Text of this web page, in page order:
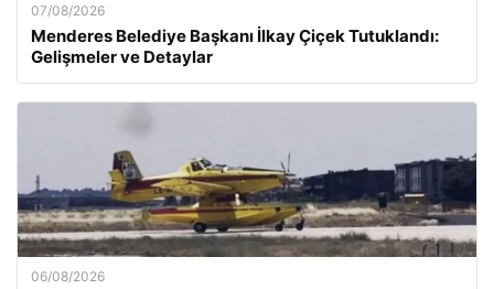
07/08/2026
Menderes Belediye Başkanı İlkay Çiçek Tutuklandı:
Gelişmeler ve Detaylar
06/08/2026